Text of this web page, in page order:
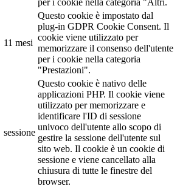
per i cookie nella categoria "Altri.
11 mesi
Questo cookie è impostato dal
plug-in GDPR Cookie Consent. Il
cookie viene utilizzato per
memorizzare il consenso dell'utente
per i cookie nella categoria
"Prestazioni".
sessione
Questo cookie è nativo delle
applicazioni PHP. Il cookie viene
utilizzato per memorizzare e
identificare l'ID di sessione
univoco dell'utente allo scopo di
gestire la sessione dell'utente sul
sito web. Il cookie è un cookie di
sessione e viene cancellato alla
chiusura di tutte le finestre del
browser.